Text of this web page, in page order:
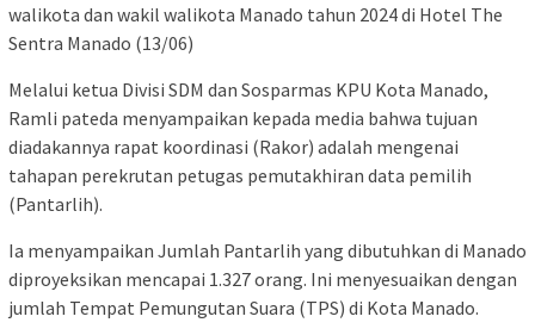
walikota dan wakil walikota Manado tahun 2024 di Hotel The
Sentra Manado (13/06)
Melalui ketua Divisi SDM dan Sosparmas KPU Kota Manado,
Ramli pateda menyampaikan kepada media bahwa tujuan
diadakannya rapat koordinasi (Rakor) adalah mengenai
tahapan perekrutan petugas pemutakhiran data pemilih
(Pantarlih).
Ia menyampaikan Jumlah Pantarlih yang dibutuhkan di Manado
diproyeksikan mencapai 1.327 orang. Ini menyesuaikan dengan
jumlah Tempat Pemungutan Suara (TPS) di Kota Manado.